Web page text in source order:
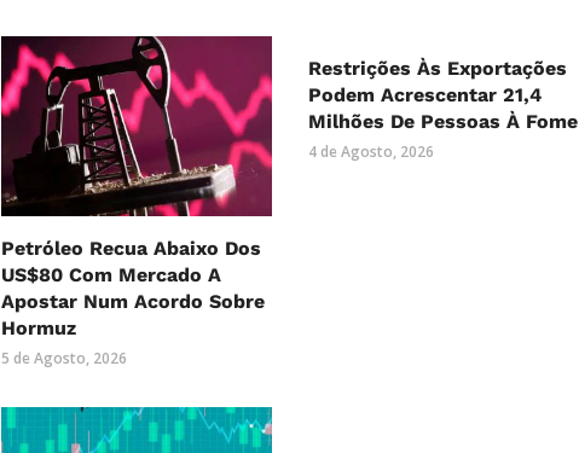
Petróleo Recua Abaixo Dos
US$80 Com Mercado A
Apostar Num Acordo Sobre
Hormuz
5 de Agosto, 2026
Restrições Às Exportações
Podem Acrescentar 21,4
Milhões De Pessoas À Fome
4 de Agosto, 2026